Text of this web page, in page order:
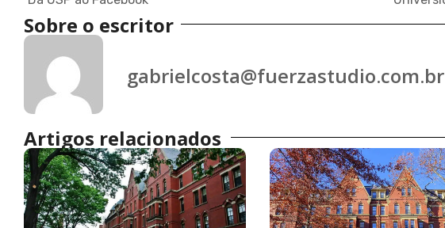
Sobre o escritor
gabrielcosta@fuerzastudio.com.br
Artigos relacionados